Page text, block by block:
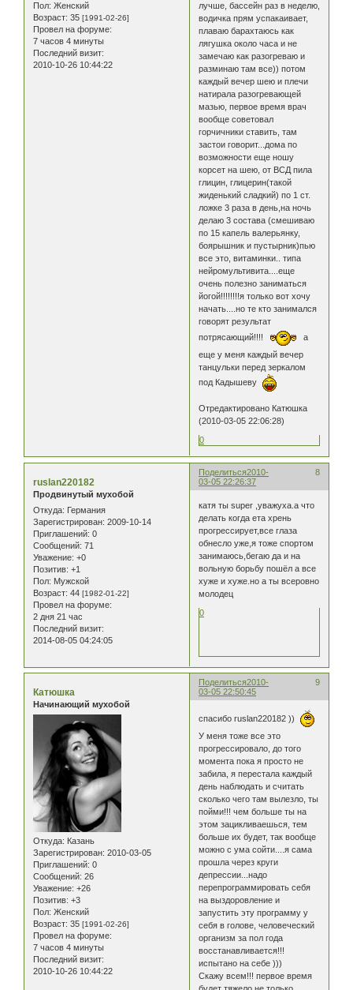
Пол: Женский
Возраст: 35 [1991-02-26]
Провел на форуме:
7 часов 4 минуты
Последний визит:
2010-10-26 10:44:22
лучше, бассейн раз в неделю,
водичка прям успакаивает,
плаваю барахтаюсь как
лягушка около часа и не
замечаю как разогреваю и
разминаю там все)) потом
каждый вечер шею и плечи
натирала разогревающей
мазью, первое время врач
вообще советовал
горчичники ставить, там
застои говорит...дома по
возможности еще ношу
корсет на шею, от ВСД пила
глицин, глицерин(такой
жиденький сладкий) по 1 ст.
ложке 3 раза в день,на ночь
делаю 3 состава (смешиваю
по 15 капель валерьянку,
боярышник и пустырник)пью
все это, витаминки.. типа
нейромультивита....еще
очень полезно заниматься
йогой!!!!!!!!я только вот хочу
начать....но те кто занимался
говорят результат
потрясающий!!!!
а
еще у меня каждый вечер
танцульки перед зеркалом
под Кадышеву
Отредактировано Катюшка
(2010-03-05 22:06:28)
0
Поделиться 8
2010-
03-05 22:26:37
ruslan220182
Продвинутый мухобой
Откуда: Германия
Зарегистрирован: 2009-10-14
Приглашений: 0
Сообщений: 71
Уважение: +0
Позитив: +1
Пол: Мужской
Возраст: 44 [1982-01-22]
Провел на форуме:
2 дня 21 час
Последний визит:
2014-08-05 04:24:05
катя ты super ,уважуха.а что
делать когда ета хрень
прогрессирует,все глаза
обнесло уже,я тоже спортом
занимаюсь,бегаю да и на
вольную борьбу пошёл а все
хуже и хуже.но а ты всеровно
молодец
0
Поделиться 9
2010-
03-05 22:50:45
Катюшка
Начинающий мухобой
Откуда: Казань
Зарегистрирован: 2010-03-05
Приглашений: 0
Сообщений: 26
Уважение: +26
Позитив: +3
Пол: Женский
Возраст: 35 [1991-02-26]
Провел на форуме:
7 часов 4 минуты
Последний визит:
2010-10-26 10:44:22
спасибо ruslan220182 ))
У меня тоже все это
прогрессировало, до того
момента пока я просто не
забила, я перестала каждый
день наблюдать и считать
сколько чего там вылезло, ты
пойми!!! чем больше ты на
этом зацикливаешься, тем
больше их будет, так вообще
можно с ума сойти....я сама
прошла через круги
депрессии...надо
перепрограммировать себя
на выздоровление и
запустить эту программу у
себя в голове, человеческий
организм за пол года
восстанавливается!!!
испытано на себе )))
Скажу всем!!! первое время